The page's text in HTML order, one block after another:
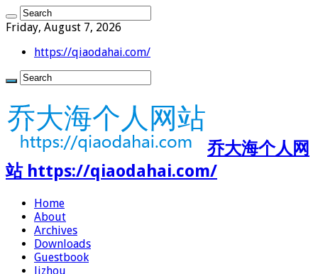
Friday, August 7, 2026
https://qiaodahai.com/
乔大海个人网
站 https://qiaodahai.com/
Home
About
Archives
Downloads
Guestbook
Jizhou